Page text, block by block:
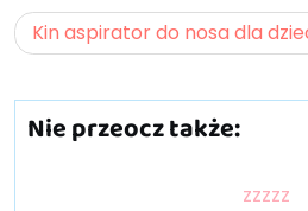
Kin aspirator do nosa dla
Nie przeocz także:
zzzzz